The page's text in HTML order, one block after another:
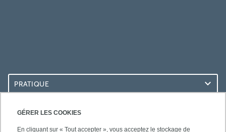
GÉRER LES COOKIES
En cliquant sur « Tout accepter », vous acceptez le stockage de
PRATIQUE
ACCÈS RAPIDES